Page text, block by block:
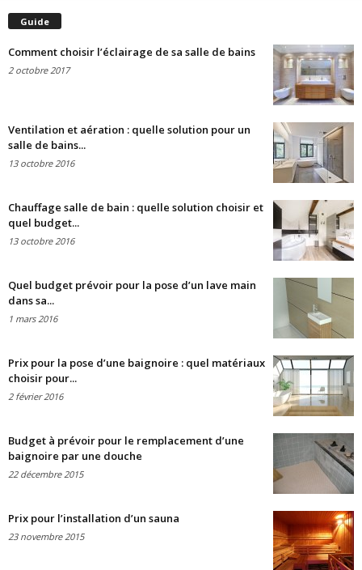
Guide
Comment choisir l’éclairage de sa salle de bains
2 octobre 2017
Ventilation et aération : quelle solution pour un
salle de bains...
13 octobre 2016
Chauffage salle de bain : quelle solution choisir et
quel budget...
13 octobre 2016
Quel budget prévoir pour la pose d’un lave main
dans sa...
1 mars 2016
Prix pour la pose d’une baignoire : quel matériaux
choisir pour...
2 février 2016
Budget à prévoir pour le remplacement d’une
baignoire par une douche
22 décembre 2015
Prix pour l’installation d’un sauna
23 novembre 2015